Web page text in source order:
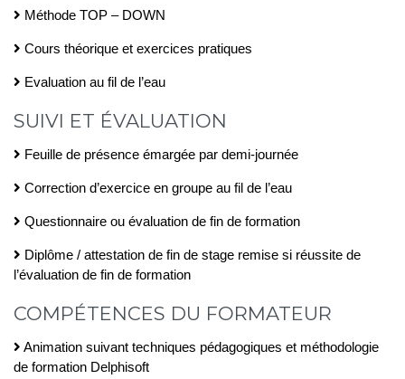
Méthode TOP – DOWN
Cours théorique et exercices pratiques
Evaluation au fil de l’eau
SUIVI ET ÉVALUATION
Feuille de présence émargée par demi-journée
Correction d’exercice en groupe au fil de l’eau
Questionnaire ou évaluation de fin de formation
Diplôme / attestation de fin de stage remise si réussite de
l’évaluation de fin de formation
COMPÉTENCES DU FORMATEUR
Animation suivant techniques pédagogiques et méthodologie
de formation Delphisoft